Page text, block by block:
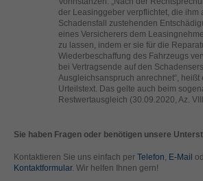
der Leasinggeber verpflichtet, die ihm
Schadensfall zustehenden
eines Versicherers dem
zu lassen, indem er sie für die
Wiederbeschaffung des Fahrzeugs
bei Vertragsende auf den
Ausgleichsanspruch anrechnet“, heißt
Urteilstext. Das gelte auch beim
Restwertausgleich (30.09.2020, Az.
Sie haben Fragen oder benötigen unsere
Kontaktieren Sie uns einfach per Telefon, E-Mail
Kontaktformular. Wir helfen Ihnen gern!
Essenziell (1)
Essenzielle Cookies ermöglichen grundlegende
die einwandfreie Funktion der Website erforderlich.
Cookie-Informationen
Externe Medien (2)
werden, bedarf der Zugriff auf diese Inhalte keiner
Cookie-Informationen